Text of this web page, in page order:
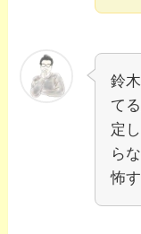
鈴
て
定
ら
怖